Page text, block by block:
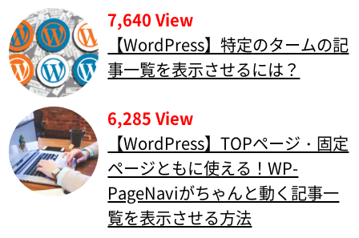
7,640 View
【WordPress】特定のタームの記
事一覧を表示させるには？
6,285 View
【WordPress】TOPページ・固定
ページともに使える！WP-
PageNaviがちゃんと動く記事一
覧を表示させる方法